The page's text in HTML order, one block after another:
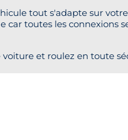
tout s'adapte sur
car toutes les connexions
et roulez en toute